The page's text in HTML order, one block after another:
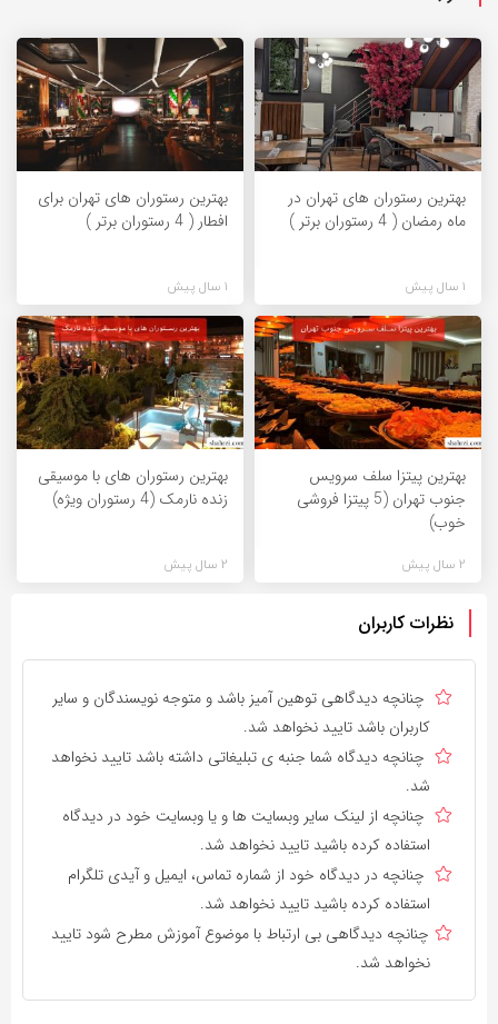
بهترین رستوران های تهران در
ماه رمضان ( 4 رستوران برتر )
1 سال پیش
بهترین رستوران های تهران برای
افطار ( 4 رستوران برتر )
1 سال پیش
بهترین پیتزا سلف سرویس
جنوب تهران (5 پیتزا فروشی
خوب)
2 سال پیش
بهترین رستوران های با موسیقی
زنده نارمک (4 رستوران ویژه)
2 سال پیش
نظرات کاربران
چنانچه دیدگاهی توهین آمیز باشد و متوجه نویسندگان و سایر
کاربران باشد تایید نخواهد شد.
چنانچه دیدگاه شما جنبه ی تبلیغاتی داشته باشد تایید نخواهد
شد.
چنانچه از لینک سایر وبسایت ها و یا وبسایت خود در دیدگاه
استفاده کرده باشید تایید نخواهد شد.
چنانچه در دیدگاه خود از شماره تماس، ایمیل و آیدی تلگرام
استفاده کرده باشید تایید نخواهد شد.
چنانچه دیدگاهی بی ارتباط با موضوع آموزش مطرح شود تایید
نخواهد شد.